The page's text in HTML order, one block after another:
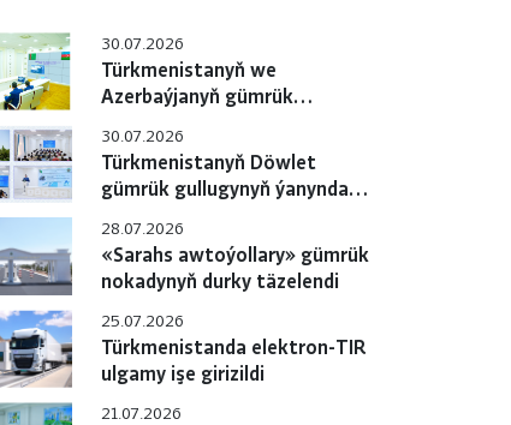
30.07.2026
Türkmenistanyň we
Azerbaýjanyň gümrük
hyzmatdaşlygyň meselelerini
ara alyp maslahatlaşdylar
30.07.2026
Türkmenistanyň Döwlet
gümrük gullugynyň ýanyndaky
okuw-maslahaty geçirildi
28.07.2026
«Sarahs awtoýollary» gümrük
nokadynyň durky täzelendi
25.07.2026
Türkmenistanda elektron-TIR
ulgamy işe girizildi
21.07.2026